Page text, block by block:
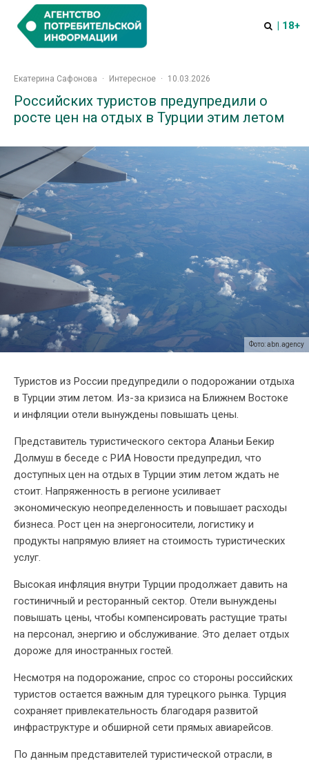
| 18+
Екатерина Сафонова · Интересное · 10.03.2026
Российских туристов предупредили о
росте цен на отдых в Турции этим летом
Фото: abn.agency
Туристов из России предупредили о подорожании отдыха
в Турции этим летом. Из-за кризиса на Ближнем Востоке
и инфляции отели вынуждены повышать цены.
Представитель туристического сектора Аланьи Бекир
Долмуш в беседе с РИА Новости предупредил, что
доступных цен на отдых в Турции этим летом ждать не
стоит. Напряженность в регионе усиливает
экономическую неопределенность и повышает расходы
бизнеса. Рост цен на энергоносители, логистику и
продукты напрямую влияет на стоимость туристических
услуг.
Высокая инфляция внутри Турции продолжает давить на
гостиничный и ресторанный сектор. Отели вынуждены
повышать цены, чтобы компенсировать растущие траты
на персонал, энергию и обслуживание. Это делает отдых
дороже для иностранных гостей.
Несмотря на подорожание, спрос со стороны российских
туристов остается важным для турецкого рынка. Турция
сохраняет привлекательность благодаря развитой
инфраструктуре и обширной сети прямых авиарейсов.
По данным представителей туристической отрасли, в